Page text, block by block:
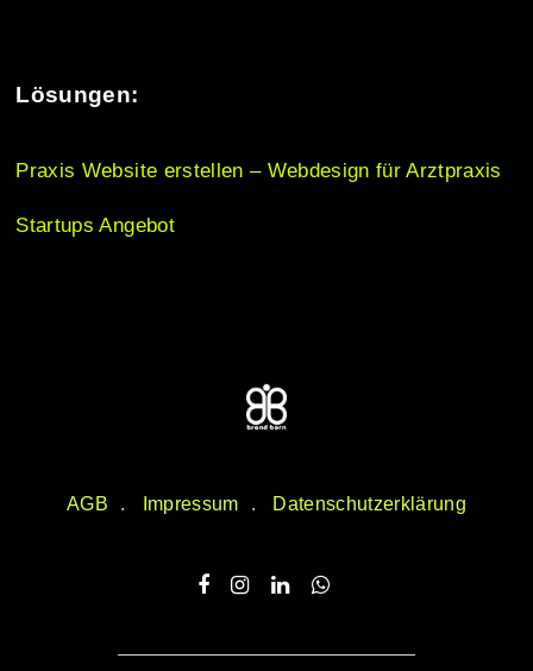
Lösungen:
Praxis Website erstellen – Webdesign für Arztpraxis
Startups Angebot
AGB Impressum Datenschutzerklärung